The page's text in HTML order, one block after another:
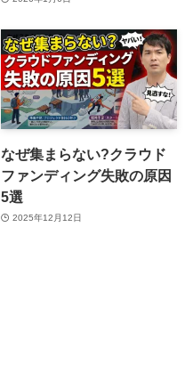
なぜ集まらない?クラウド
ファンディング失敗の原因
5選
2025年12月12日